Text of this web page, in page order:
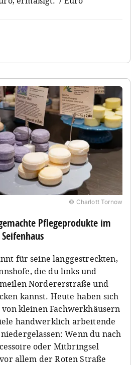
© Charlott Tornow
Pflegeprodukte im
für seine langgestreckten,
die du links und
Nordererstraße und
kannst. Heute haben sich
kleinen Fachwerkhäusern
handwerklich arbeitende
Wenn du nach
oder Mitbringsel
allem der Roten Straße